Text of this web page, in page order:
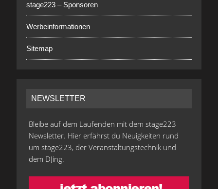
stage223 – Sponsoren
Werbeinformationen
Sitemap
NEWSLETTER
Bleibe auf dem Laufenden mit dem stage223
Newsletter. Hier erfährst du Neuigkeiten rund
um stage223, der Veranstaltungstechnik und
dem DJing.